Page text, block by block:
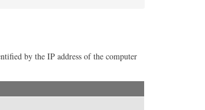
by the IP address of the computer